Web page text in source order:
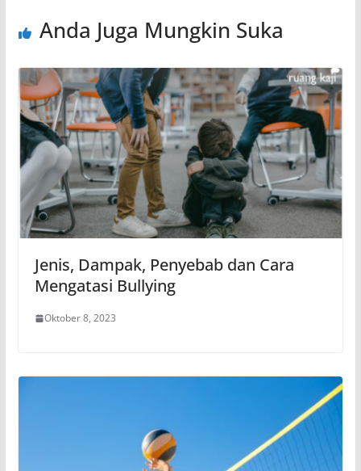
Anda Juga Mungkin Suka
Jenis, Dampak, Penyebab dan Cara
Mengatasi Bullying
Oktober 8, 2023